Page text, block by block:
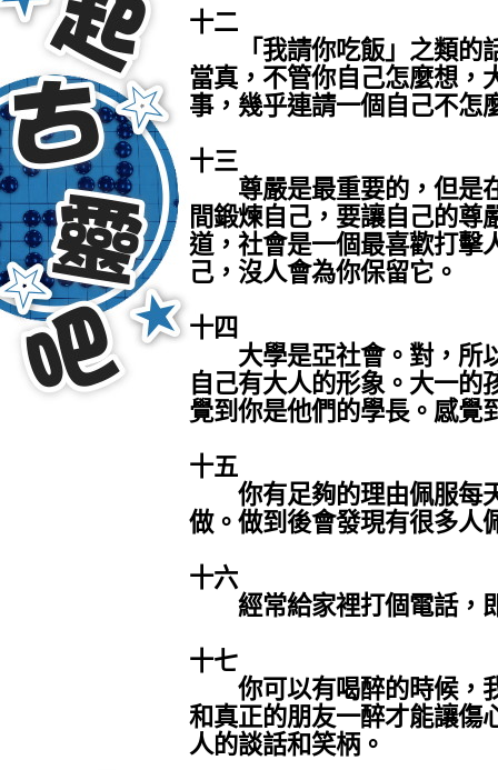
十二
「我請你吃飯」之類的
當真，不管你自己怎麼想，
事，幾乎連請一個自己不怎
十三
尊嚴是最重要的，但是
間鍛煉自己，要讓自己的尊
道，社會是一個最喜歡打擊
己，沒人會為你保留它。
十四
大學是亞社會。對，所
自己有大人的形象。大一的
覺到你是他們的學長。感覺
十五
你有足夠的理由佩服每
做。做到後會發現有很多人
十六
經常給家裡打個電話，
十七
你可以有喝醉的時候，
和真正的朋友一醉才能讓傷
人的談話和笑柄。